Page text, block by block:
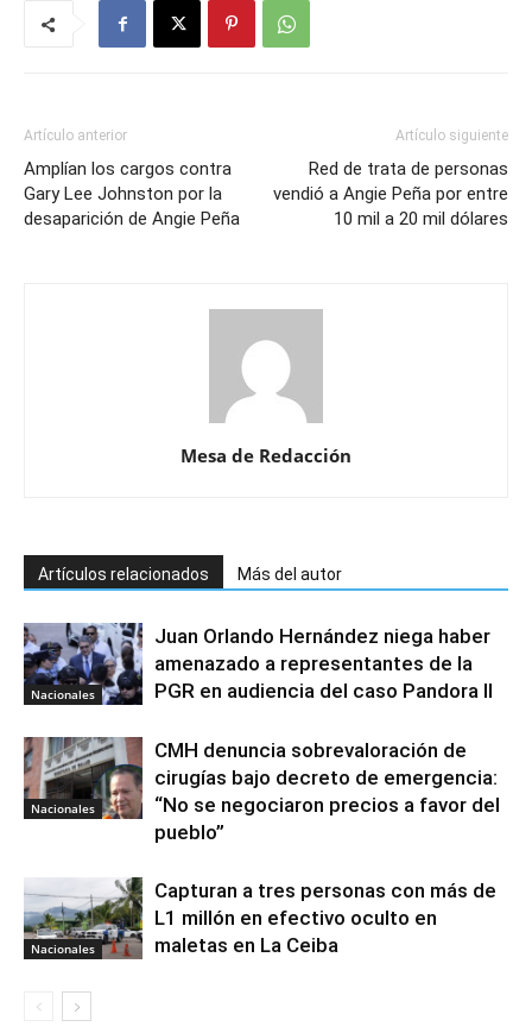
Artículo anterior
Amplían los cargos contra
Gary Lee Johnston por la
desaparición de Angie Peña
Artículo siguiente
Red de trata de personas
vendió a Angie Peña por entre
10 mil a 20 mil dólares
Mesa de Redacción
Artículos relacionados Más del autor
Nacionales
Juan Orlando Hernández niega haber
amenazado a representantes de la
PGR en audiencia del caso Pandora II
Nacionales
CMH denuncia sobrevaloración de
cirugías bajo decreto de emergencia:
“No se negociaron precios a favor del
pueblo”
Nacionales
Capturan a tres personas con más de
L1 millón en efectivo oculto en
maletas en La Ceiba